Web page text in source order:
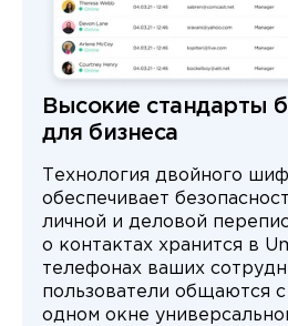
Высокие стандарты
для бизнеса
Технология двойного
обеспечивает
личной и деловой
о контактах хранится в
телефонах ваших
пользователи общаются
одном окне